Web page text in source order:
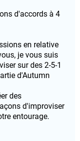
d'accords à 4
en relative
je vous suis
sur des 2-5-1
d'Autumn
des
d'improviser
entourage.